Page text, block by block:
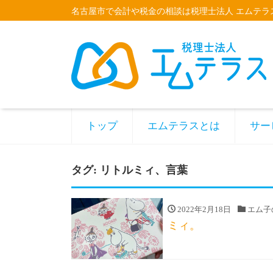
名古屋市で会計や税金の相談は税理士法人 エムテ
トップ エムテラスとは サー
タグ: リトルミィ、言葉
2022年2月18日 エム子
ミィ。